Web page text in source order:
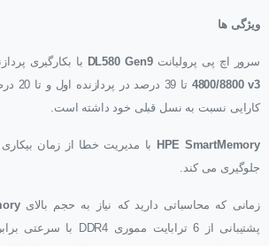
ویژگی ها
سرور اچ پی پرولیانتDL580 Gen9 با بکارگیری
4800/8800 v3
تا
کارایی نسبت به نسل قبلی خود داشته است.
HPE SmartMemory با مدیریت خطا از زمان
جلوگیری می کند.
زمانی که محاسباتی دارید که نیاز به حجم بالای